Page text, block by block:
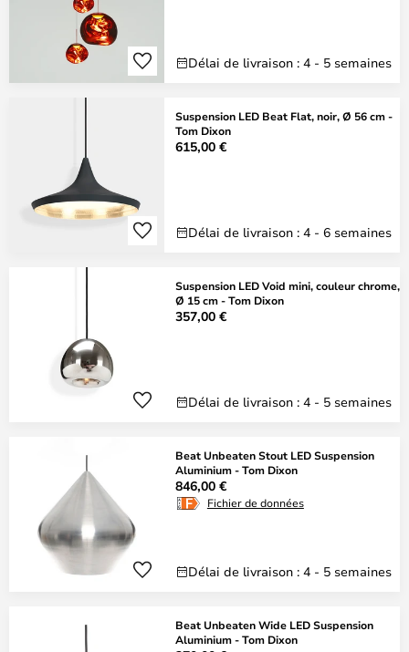
Délai de livraison : 4 - 5 semaines
Suspension LED Beat Flat, noir, Ø 56 cm -
Tom Dixon
615,00 €
Délai de livraison : 4 - 6 semaines
Suspension LED Void mini, couleur chrome,
Ø 15 cm - Tom Dixon
357,00 €
Délai de livraison : 4 - 5 semaines
Beat Unbeaten Stout LED Suspension
Aluminium - Tom Dixon
846,00 €
Fichier de données
Délai de livraison : 4 - 5 semaines
Beat Unbeaten Wide LED Suspension
Aluminium - Tom Dixon